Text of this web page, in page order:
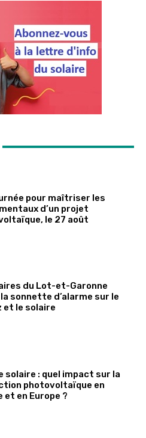
pour maîtriser les
d’un projet
le 27 août
du Lot-et-Garonne
sonnette d’alarme sur le
et le solaire
solaire : quel impact sur la
photovoltaïque en
et en Europe ?